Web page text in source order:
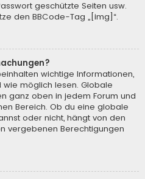
geschützte Seiten usw.
den BBCode-Tag „[img]“.
wichtige Informationen,
möglich lesen. Globale
ganz oben in jedem Forum und
Bereich. Ob du eine globale
oder nicht, hängt von den
vergebenen Berechtigungen